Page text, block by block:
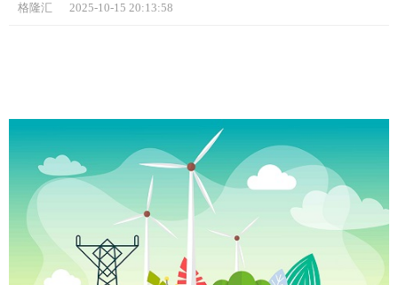
格隆汇 2025-10-15 20:13:58